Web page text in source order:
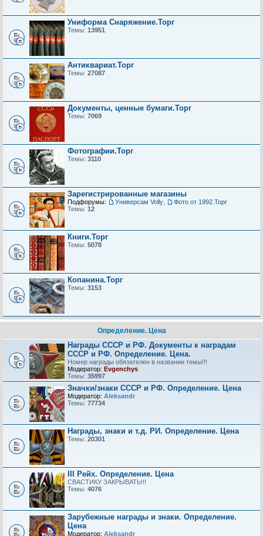
Униформа Снаряжение.Торг
Темы: 13951
Антиквариат.Торг
Темы: 27087
Документы, ценные бумаги.Торг
Темы: 7069
Фотографии.Торг
Темы: 3110
Зарегистрированные магазины
Подфорумы: Универсам Volly
Фото от 1992.Торг
Темы: 12
Книги.Торг
Темы: 5078
Копанина.Торг
Темы: 3153
Определение. Цена
Награды СССР и РФ. Документы к наградам
СССР и РФ. Определение. Цена.
Номер награды обязателен в названии темы!!!
Модератор: Evgenchys
Темы: 35997
Значки/знаки СССР и РФ. Определение. Цена
Модератор: Aleksandr
Темы: 77734
Награды, знаки и т.д. РИ. Определение. Цена
Темы: 20301
III Рейх. Определение. Цена
СВАСТИКУ ЗАКРЫВАТЬ!!!
Темы: 4076
Зарубежные награды и знаки. Определение.
Цена
Модератор: Aleksandr